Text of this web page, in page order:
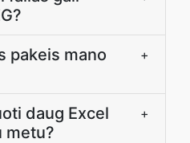
pakeis mano
+
daug Excel
metu?
+